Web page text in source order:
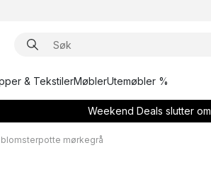
& TekstilerMøblerUtemøbler %
Weekend Deals slutter om
mørkegrå